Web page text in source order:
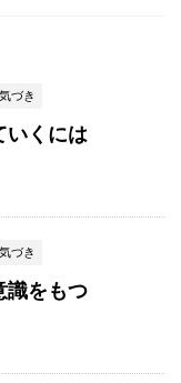
づき
いくには
づき
識をもつ